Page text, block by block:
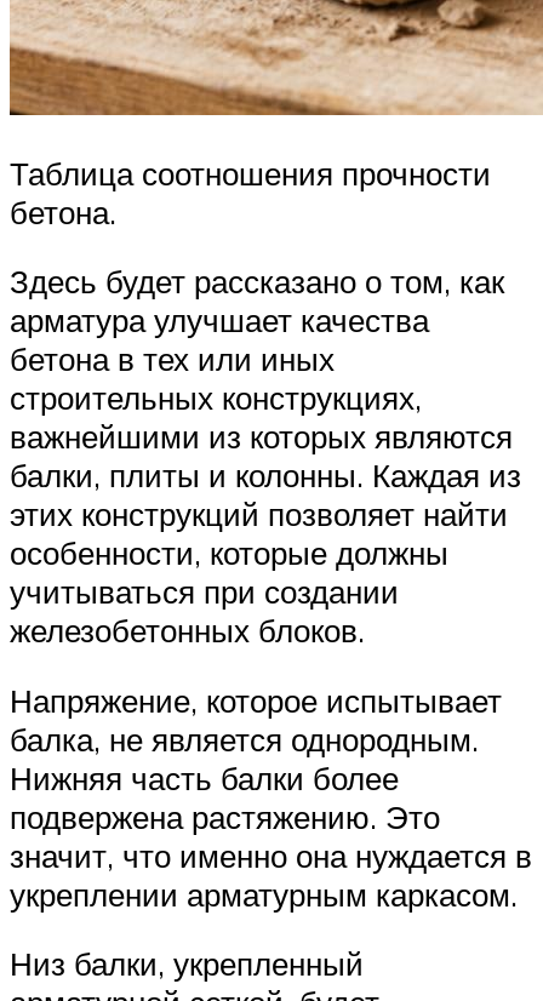
Таблица соотношения прочности
бетона.
Здесь будет рассказано о том, как
арматура улучшает качества
бетона в тех или иных
строительных конструкциях,
важнейшими из которых являются
балки, плиты и колонны. Каждая из
этих конструкций позволяет найти
особенности, которые должны
учитываться при создании
железобетонных блоков.
Напряжение, которое испытывает
балка, не является однородным.
Нижняя часть балки более
подвержена растяжению. Это
значит, что именно она нуждается в
укреплении арматурным каркасом.
Низ балки, укрепленный